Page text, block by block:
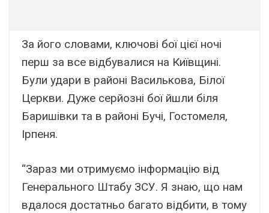
За його словами, ключові бої цієї ночі
перш за все відбувалися на Київщині.
Були удари в районі Василькова, Білої
Церкви. Дуже серйозні бої йшли біля
Баришівки та в районі Бучі, Гостомеля,
Ірпеня.
“Зараз ми отримуємо інформацію від
Генерального Штабу ЗСУ. Я знаю, що нам
вдалося достатньо багато відбити, в тому